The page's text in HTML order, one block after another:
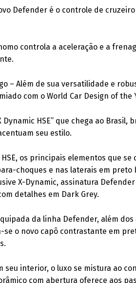
Defender é o controle de
controla a aceleração e a
– Além de sua versatilidade e
com o World Car Design of the
Dynamic HSE” que chega ao
seu estilo.
HSE, os principais elementos que
choques e nas laterais em preto
X-Dynamic, assinatura
detalhes em Dark Grey.
da linha Defender, além
se o novo capô contrastante em
seu interior, o luxo se mistura ao
com abertura oferece aos